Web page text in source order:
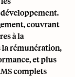
couvrant
à la
la rémunération,
et plus
complets